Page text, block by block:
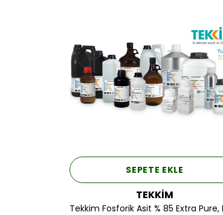
SEPETE EKLE
TEKKİM